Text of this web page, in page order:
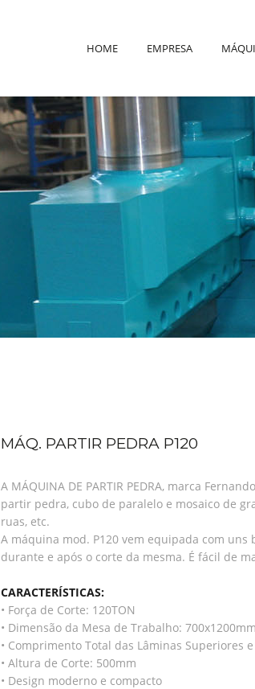
HOME EMPRESA
MÁQ. PARTIR PEDRA P120
A MÁQUINA DE PARTIR PEDRA, marca
partir pedra, cubo de paralelo e mosaico de
ruas, etc.
A máquina mod. P120 vem equipada com
durante e após o corte da mesma. É fácil de
CARACTERÍSTICAS:
• Força de Corte: 120TON
• Dimensão da Mesa de Trabalho: 700x1200mm
• Comprimento Total das Lâminas Superiores
• Altura de Corte: 500mm
• Design moderno e compacto